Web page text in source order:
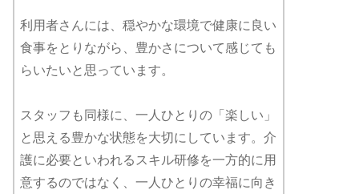
利用者さんには、穏やかな環境で健康に良い
食事をとりながら、豊かさについて感じても
らいたいと思っています。
スタッフも同様に、一人ひとりの「楽しい」
と思える豊かな状態を大切にしています。介
護に必要といわれるスキル研修を一方的に用
意するのではなく、一人ひとりの幸福に向き